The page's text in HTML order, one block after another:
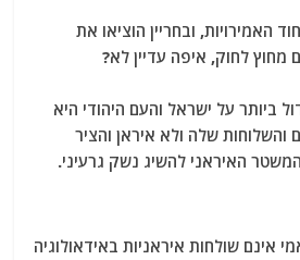
האמירויות, ובחריין הוציאו את
מחוץ לחוק, איפה עדיין לא?
ביותר על ישראל והעם היהודי היא
והשלוחות שלה ולא איראן והציר
המשטר האיראני להשיג נשק גרעיני.
אינם שולחות איראניות באידאולוגיה